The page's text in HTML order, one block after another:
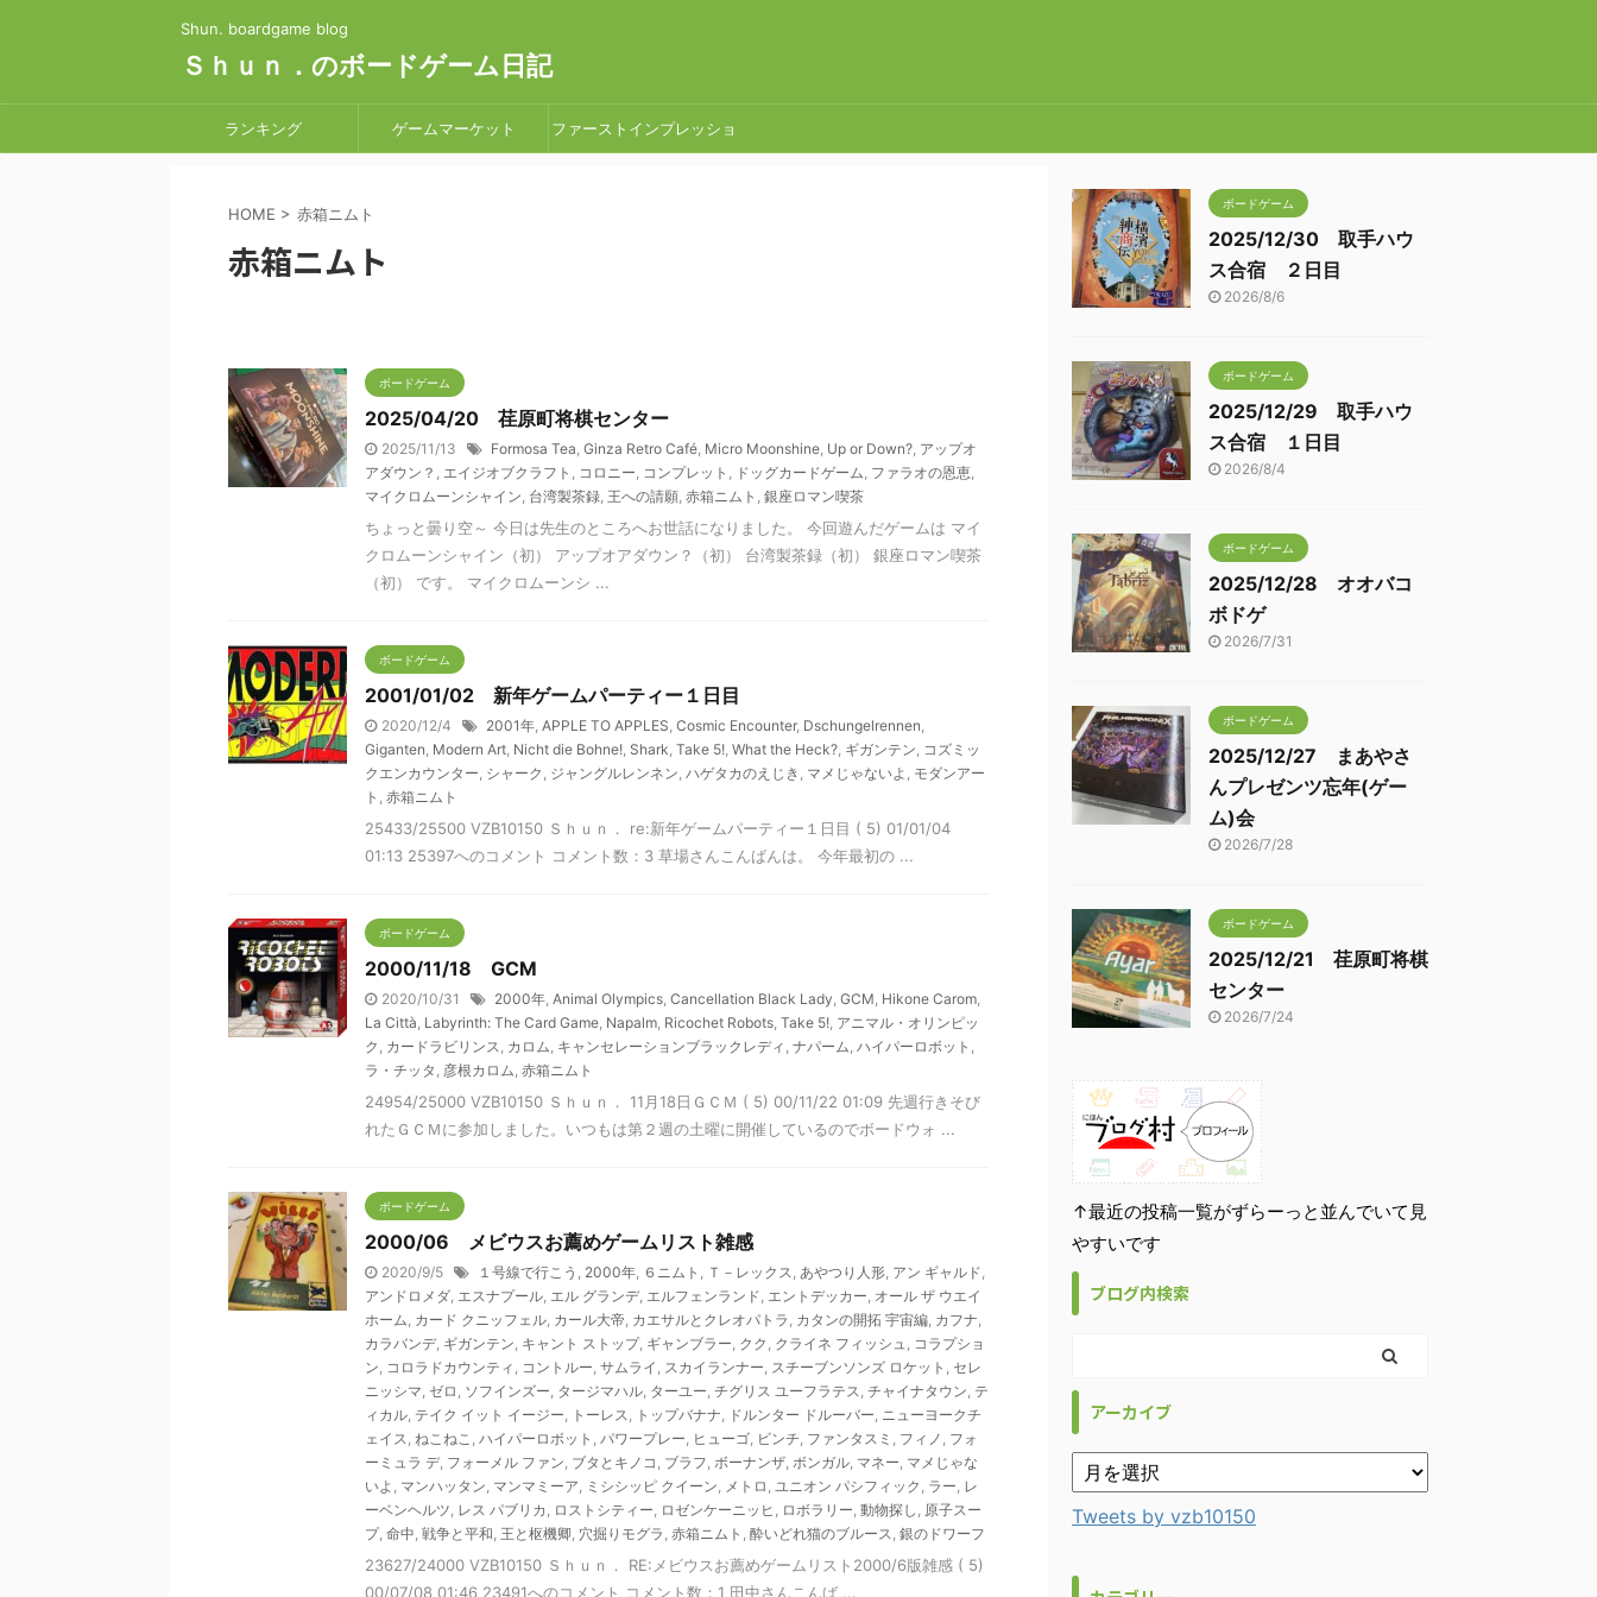
Shun. boardgame blog
Ｓｈｕｎ．のボードゲーム日記
ランキング ゲームマーケット ファーストインプレッショ
HOME > 赤箱ニムト
赤箱ニムト
ボードゲーム
2025/04/20 荏原町将棋センター
2025/11/13 Formosa Tea, Ginza Retro Café, Micro Moonshine, Up or Down?, アップオ
アダウン？ , エイジオブクラフト , コロニー, コンプレット , ドッグカードゲーム, ファラオの恩恵,
マイクロムーンシャイン, 台湾製茶録, 王への請願, 赤箱ニムト , 銀座ロマン喫茶
ちょっと曇り空～ 今日は先生のところへお世話になりました。 今回遊んだゲームは マイ
クロムーンシャイン（初） アップオアダウン？（初） 台湾製茶録（初） 銀座ロマン喫茶
（初） です。 マイクロムーンシ ...
ボードゲーム
2001/01/02 新年ゲームパーティー１日目
2020/12/4 2001年, APPLE TO APPLES, Cosmic Encounter, Dschungelrennen,
Giganten, Modern Art, Nicht die Bohne!, Shark, Take 5!, What the Heck?, ギガンテン, コズミッ
クエンカウンター, シャーク , ジャングルレンネン, ハゲタカのえじき , マメじゃないよ , モダンアー
ト , 赤箱ニムト
25433/25500 VZB10150 Ｓｈｕｎ． re:新年ゲームパーティー１日目 ( 5) 01/01/04
01:13 25397へのコメント コメント数：3 草場さんこんばんは。 今年最初の ...
ボードゲーム
2000/11/18 GCM
2020/10/31 2000年, Animal Olympics, Cancellation Black Lady, GCM, Hikone Carom,
La Città, Labyrinth: The Card Game, Napalm, Ricochet Robots, Take 5!, アニマル・オリンピッ
ク , カードラビリンス, カロム, キャンセレーションブラックレディ , ナパーム, ハイパーロボット ,
ラ・チッタ , 彦根カロム, 赤箱ニムト
24954/25000 VZB10150 Ｓｈｕｎ． 11月18日ＧＣＭ ( 5) 00/11/22 01:09 先週行きそび
れたＧＣＭに参加しました。いつもは第２週の土曜に開催しているのでボードウォ ...
ボードゲーム
2000/06 メビウスお薦めゲームリスト雑感
2020/9/5 １号線で行こう , 2000年, ６ニムト , Ｔ－レックス, あやつり人形, アン ギャルド,
アンドロメダ, エスナプール, エル グランデ, エルフェンランド, エントデッカー, オール ザ ウエイ
ホーム, カード クニッフェル, カール大帝, カエサルとクレオパトラ , カタンの開拓 宇宙編, カフナ,
カラバンデ, ギガンテン, キャント ストップ, ギャンブラー, クク , クライネ フィッシュ , コラプショ
ン, コロラドカウンティ , コントルー, サムライ , スカイランナー, スチーブンソンズ ロケット , セレ
ニッシマ, ゼロ , ソフインズー, タージマハル, ターユー, チグリス ユーフラテス, チャイナタウン, テ
ィカル, テイク イット イージー, トーレス, トップバナナ, ドルンター ドルーバー, ニューヨークチ
ェイス, ねこねこ , ハイパーロボット , パワープレー, ヒューゴ, ビンチ, ファンタスミ , フィノ , フォ
ーミュラ デ, フォーメル ファン, ブタとキノコ , ブラフ, ボーナンザ, ボンガル, マネー, マメじゃな
いよ , マンハッタン, マンマミーア, ミシシッピ クイーン, メトロ , ユニオン パシフィック , ラー, レ
ーベンヘルツ, レス パブリカ , ロストシティー, ロゼンケーニッヒ , ロボラリー, 動物探し , 原子スー
プ, 命中, 戦争と平和, 王と枢機卿, 穴掘りモグラ , 赤箱ニムト , 酔いどれ猫のブルース, 銀のドワーフ
23627/24000 VZB10150 Ｓｈｕｎ． RE:メビウスお薦めゲームリスト2000/6版雑感 ( 5)
00/07/08 01:46 23491へのコメント コメント数：1 田中さんこんば ...
ボードゲーム
2025/12/30 取手ハウ
ス合宿 ２日目
2026/8/6
ボードゲーム
2025/12/29 取手ハウ
ス合宿 １日目
2026/8/4
ボードゲーム
2025/12/28 オオバコ
ボドゲ
2026/7/31
ボードゲーム
2025/12/27 まあやさ
んプレゼンツ忘年(ゲー
ム)会
2026/7/28
ボードゲーム
2025/12/21 荏原町将棋
センター
2026/7/24
↑最近の投稿一覧がずらーっと並んでいて見
やすいです
ブログ内検索
アーカイブ
Tweets by vzb10150